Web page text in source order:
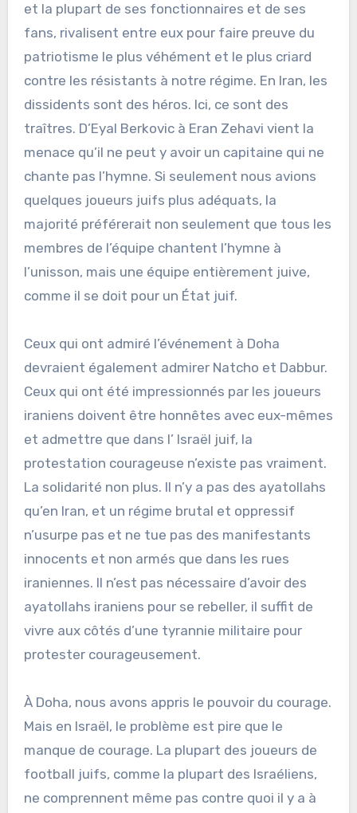
et la plupart de ses fonctionnaires et de ses
fans, rivalisent entre eux pour faire preuve du
patriotisme le plus véhément et le plus criard
contre les résistants à notre régime. En Iran, les
dissidents sont des héros. Ici, ce sont des
traîtres. D’Eyal Berkovic à Eran Zehavi vient la
menace qu’il ne peut y avoir un capitaine qui ne
chante pas l’hymne. Si seulement nous avions
quelques joueurs juifs plus adéquats, la
majorité préférerait non seulement que tous les
membres de l’équipe chantent l’hymne à
l’unisson, mais une équipe entièrement juive,
comme il se doit pour un État juif.
Ceux qui ont admiré l’événement à Doha
devraient également admirer Natcho et Dabbur.
Ceux qui ont été impressionnés par les joueurs
iraniens doivent être honnêtes avec eux-mêmes
et admettre que dans l’ Israël juif, la
protestation courageuse n’existe pas vraiment.
La solidarité non plus. Il n’y a pas des ayatollahs
qu’en Iran, et un régime brutal et oppressif
n’usurpe pas et ne tue pas des manifestants
innocents et non armés que dans les rues
iraniennes. Il n’est pas nécessaire d’avoir des
ayatollahs iraniens pour se rebeller, il suffit de
vivre aux côtés d’une tyrannie militaire pour
protester courageusement.
À Doha, nous avons appris le pouvoir du courage.
Mais en Israël, le problème est pire que le
manque de courage. La plupart des joueurs de
football juifs, comme la plupart des Israéliens,
ne comprennent même pas contre quoi il y a à